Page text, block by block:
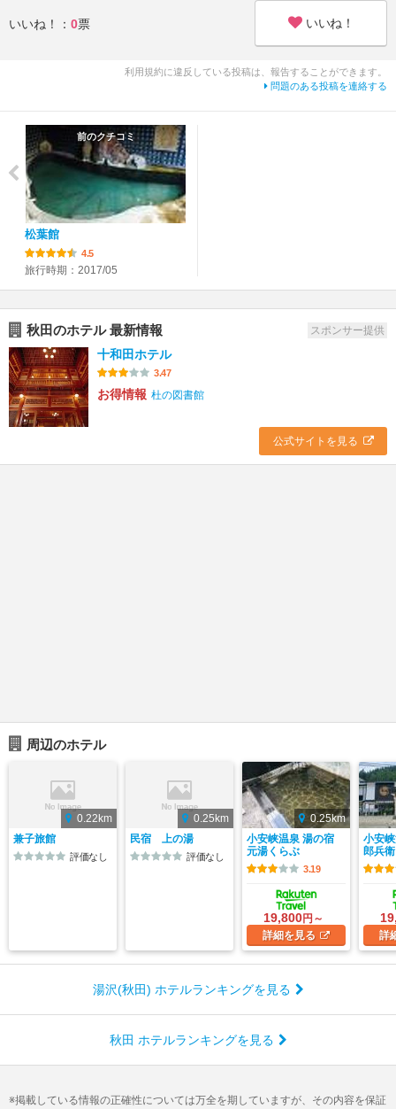
いいね！： 0票 いいね！
利用規約に違反している投稿は、報告することができます。
問題のある投稿を連絡する
前のクチコミ
松葉館
4.5
旅行時期：2017/05
秋田のホテル 最新情報 スポンサー提供
十和田ホテル
3.47
お得情報 杜の図書館
公式サイトを見る
周辺のホテル
0.22km
兼子旅館
評価なし
0.25km
民宿 上の湯
評価なし
0.25km
小安峡温泉 湯の宿
元湯くらぶ
3.19
19,800円～
詳細を見る
小安
郎兵衛
詳
湯沢(秋田) ホテルランキングを見る
秋田 ホテルランキングを見る
掲載している情報の正確性については万全を期していますが、その内容を保証